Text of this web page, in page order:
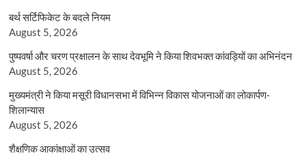
बर्थ सर्टिफिकेट के बदले नियम
August 5, 2026
पुष्पवर्षा और चरण प्रक्षालन के साथ देवभूमि ने किया शिवभक्त कांवड़ियों का अभिनंदन
August 5, 2026
मुख्यमंत्री ने किया मसूरी विधानसभा में विभिन्न विकास योजनाओं का लोकार्पण-
शिलान्यास
August 5, 2026
शैक्षणिक आकांक्षाओं का उत्सव